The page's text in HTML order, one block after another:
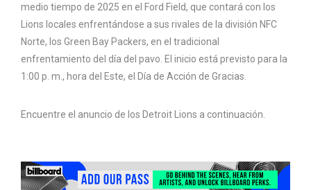
medio tiempo de 2025 en el Ford Field, que contará con los
Lions locales enfrentándose a sus rivales de la división NFC
Norte, los Green Bay Packers, en el tradicional
enfrentamiento del día del pavo. El inicio está previsto para la
1:00 p. m., hora del Este, el Día de Acción de Gracias.
Encuentre el anuncio de los Detroit Lions a continuación.